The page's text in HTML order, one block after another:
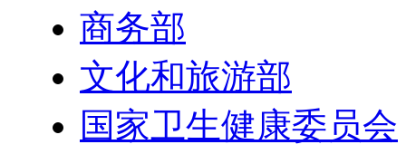
商务部
文化和旅游部
国家卫生健康委员会